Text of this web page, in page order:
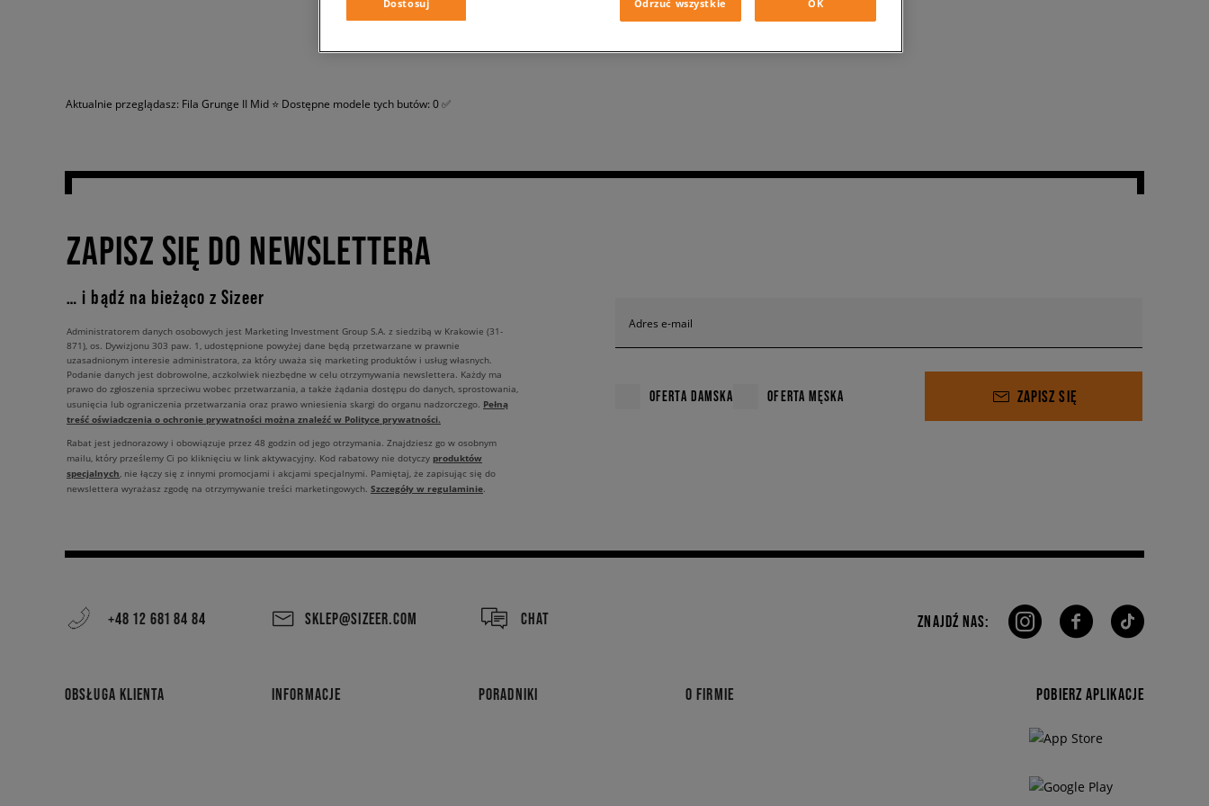
Aktualnie przeglądasz: Fila Grunge II Mid ⭐ Dostępne modele tych butów: 0 ✅
ZAPISZ SIĘ DO NEWSLETTERA
… i bądź na bieżąco z Sizeer
Adres e-mail
OFERTA DAMSKA OFERTA MĘSKA ZAPISZ SIĘ
Administratorem danych osobowych jest Marketing Investment Group S.A. z siedzibą w Krakowie (31-
871), os. Dywizjonu 303 paw. 1, udostępnione powyżej dane będą przetwarzane w prawnie
uzasadnionym interesie administratora, za który uważa się marketing produktów i usług własnych.
Podanie danych jest dobrowolne, aczkolwiek niezbędne w celu otrzymywania newslettera. Każdy ma
prawo do zgłoszenia sprzeciwu wobec przetwarzania, a także żądania dostępu do danych, sprostowania,
usunięcia lub ograniczenia przetwarzania oraz prawo wniesienia skargi do organu nadzorczego. Pełną
treść oświadczenia o ochronie prywatności można znaleźć w Polityce prywatności.
Rabat jest jednorazowy i obowiązuje przez 48 godzin od jego otrzymania. Znajdziesz go w osobnym
mailu, który prześlemy Ci po kliknięciu w link aktywacyjny. Kod rabatowy nie dotyczy produktów
specjalnych, nie łączy się z innymi promocjami i akcjami specjalnymi. Pamiętaj, że zapisując się do
newslettera wyrażasz zgodę na otrzymywanie treści marketingowych. Szczegóły w regulaminie.
+48 12 681 84 84 SKLEP@SIZEER.COM CHAT
OBSŁUGA KLIENTA INFORMACJE PORADNIKI O FIRMIE
ZNAJDŹ NAS:
POBIERZ APLIKACJE
Dostosuj Odrzuć wszystkie OK